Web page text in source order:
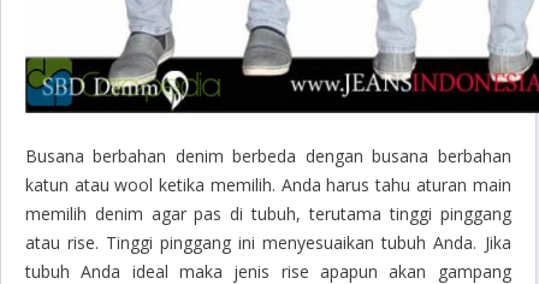
Busana berbahan denim berbeda dengan busana berbahan
katun atau wool ketika memilih. Anda harus tahu aturan main
memilih denim agar pas di tubuh, terutama tinggi pinggang
ataurise. Tinggi pinggang ini menyesuaikan tubuh Anda. Jika
tubuh Anda ideal maka jenis rise apapun akan gampang